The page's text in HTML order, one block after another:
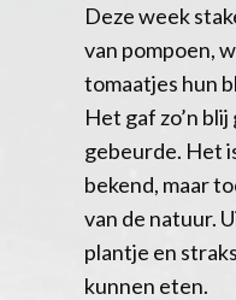
Deze week
van pompoen,
tomaatjes hun
Het gaf zo’n
gebeurde. Het
bekend, maar
van de natuur.
plantje en
kunnen eten.